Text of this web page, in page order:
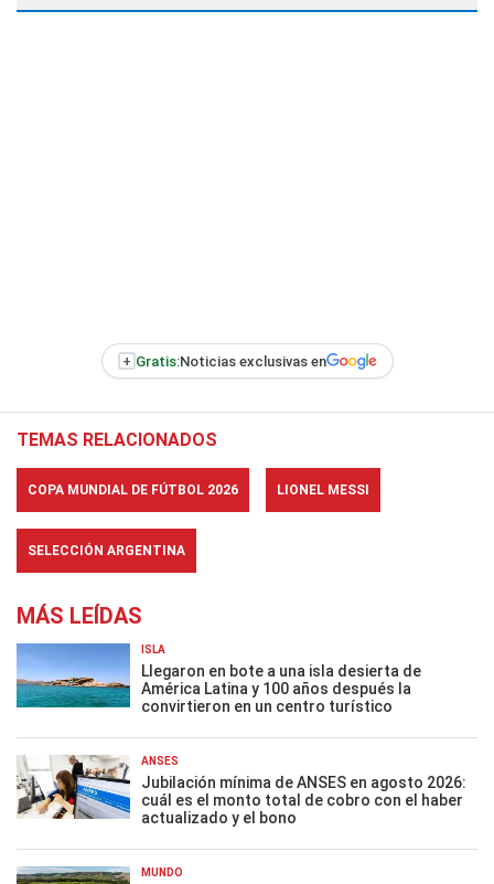
+ Gratis:Noticias exclusivas en
TEMAS RELACIONADOS
COPA MUNDIAL DE FÚTBOL 2026 LIONEL MESSI
SELECCIÓN ARGENTINA
MÁS LEÍDAS
ISLA
Llegaron en bote a una isla desierta de
América Latina y 100 años después la
convirtieron en un centro turístico
ANSES
Jubilación mínima de ANSES en agosto 2026:
cuál es el monto total de cobro con el haber
actualizado y el bono
MUNDO